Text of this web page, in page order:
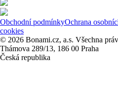
Obchodní podmínkyOchrana
cookies
© 2026 Bonami.cz, a.s. Všechna
Thámova 289/13, 186 00 Praha
Česká republika